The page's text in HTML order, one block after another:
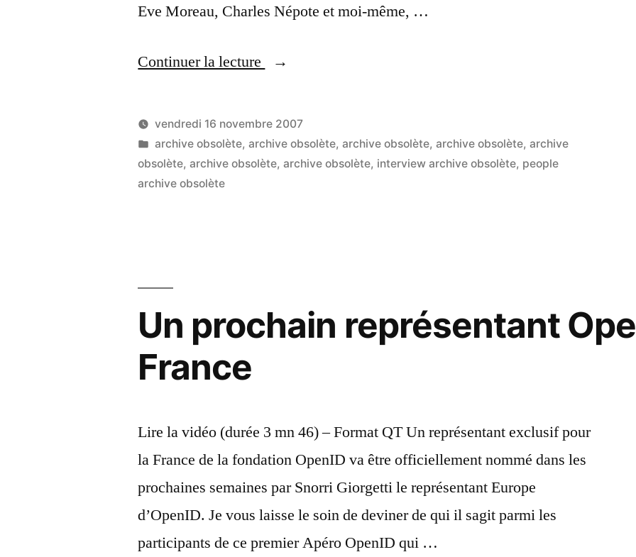
Eve Moreau, Charles Népote et moi-même, …
Continuer la lecture
« Snorri
OpenID
Europe »
Publié
par
LucL
vendredi 16 novembre 2007
Publié
dans
archive obsolète,archive obsolète,archive obsolète,archive obsolète,archive
obsolète,archive obsolète,archive obsolète, interview archive obsolète, people
archive obsolète
Un prochain représentant
France
Lire la vidéo (durée 3 mn 46) – Format QT Un représentant exclusif pour
la France de la fondation OpenID va être officiellement nommé dans les
prochaines semaines par Snorri Giorgetti le représentant Europe
d’OpenID. Je vous laisse le soin de deviner de qui il sagit parmi les
participants de ce premier Apéro OpenID qui …